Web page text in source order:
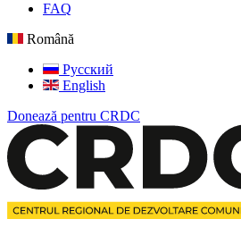
FAQ
Română
Русский
English
Donează pentru CRDC